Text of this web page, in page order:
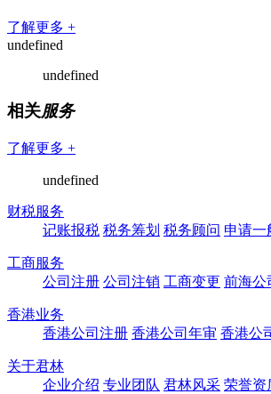
了解更多 +
undefined
undefined
相关服务
了解更多 +
undefined
财税服务
记账报税 税务筹划 税务顾问 申请一
工商服务
公司注册 公司注销 工商变更 前海公
香港业务
香港公司注册 香港公司年审 香港公
关于君林
企业介绍 专业团队 君林风采 荣誉资